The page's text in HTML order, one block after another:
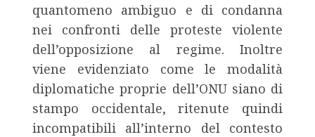
quantomeno ambiguo e di condanna
nei confronti delle proteste violente
dell’opposizione al regime. Inoltre
viene evidenziato come le modalità
diplomatiche proprie dell’ONU siano di
stampo occidentale, ritenute quindi
incompatibili all’interno del contesto